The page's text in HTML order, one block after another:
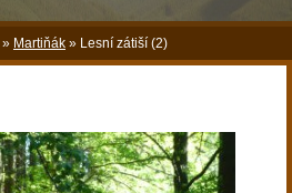
» Martiňák » Lesní zátiší (2)